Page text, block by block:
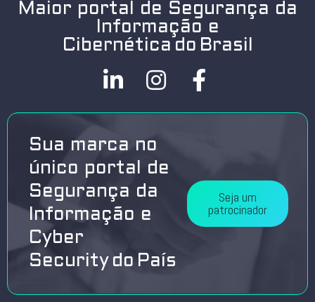
Maior portal de Segurança da
Informação e
Cibernética do Brasil
Sua marca no
único portal de
Segurança da
Informação e
Cyber
Security do País
Seja um
patrocinador